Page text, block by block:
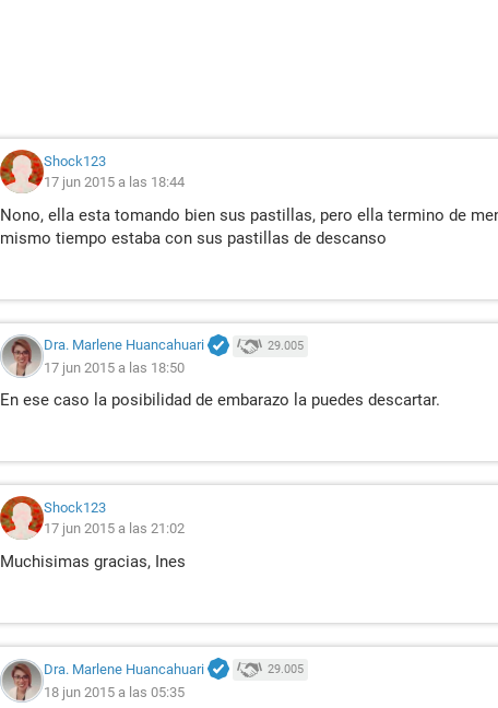
Shock123
17 jun 2015 a las 18:44
Nono, ella esta tomando bien sus pastillas, pero ella termino de
mismo tiempo estaba con sus pastillas de descanso
Dra. Marlene Huancahuari 29.005
17 jun 2015 a las 18:50
En ese caso la posibilidad de embarazo la puedes descartar.
Shock123
17 jun 2015 a las 21:02
Muchisimas gracias, Ines
Dra. Marlene Huancahuari 29.005
18 jun 2015 a las 05:35